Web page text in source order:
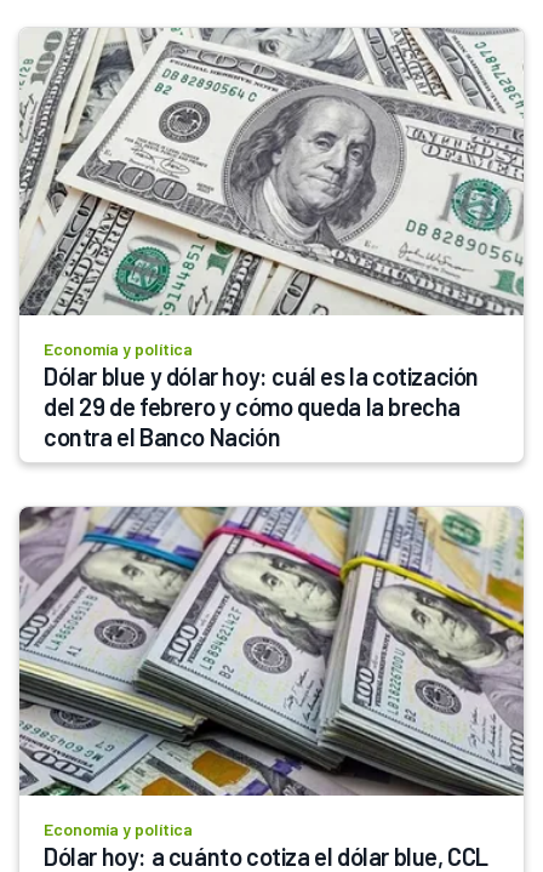
Economía y política
Dólar blue y dólar hoy: cuál es la cotización
del 29 de febrero y cómo queda la brecha
contra el Banco Nación
Economía y política
Dólar hoy: a cuánto cotiza el dólar blue, CCL